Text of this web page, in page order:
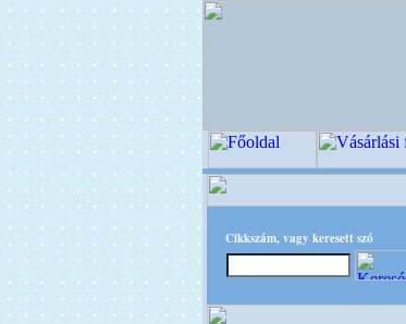
Cikkszám, vagy keresett szó
Virágkötészeti-, Esküvői-, Kegyeleti-